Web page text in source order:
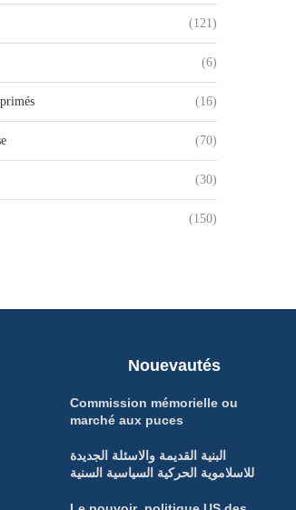
(121)
(6)
(16)
(70)
(30)
(150)
Nouevautés
Commission mémorielle ou
marché aux puces
البنية القديمة والاسئلة الجديدة
للاسلاموية الحركية السياسية السنية